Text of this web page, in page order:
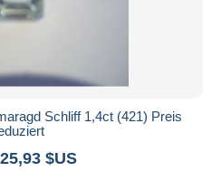
Schliff 1,4ct (421) Preis
$US